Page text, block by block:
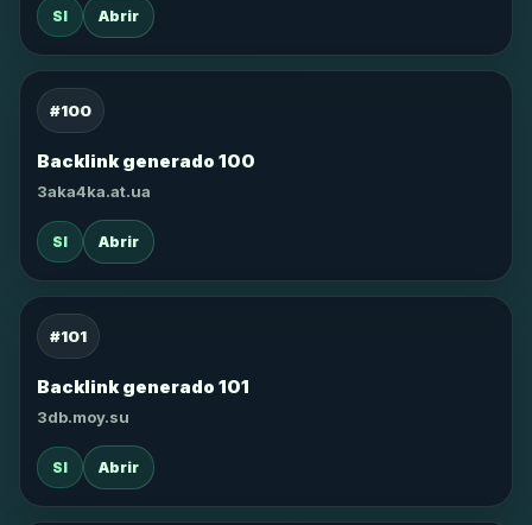
SI Abrir
#100
Backlink generado 100
3aka4ka.at.ua
SI Abrir
#101
Backlink generado 101
3db.moy.su
SI Abrir